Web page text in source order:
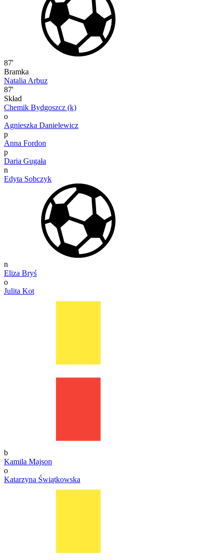
87'
Bramka
Natalia Arbuz
87'
Skład
Chemik Bydgoszcz (k)
o
Agnieszka Danielewicz
p
Anna Fordon
p
Daria Gugała
n
Edyta Sobczyk
n
Eliza Bryś
o
Julita Kot
b
Kamila Majson
o
Katarzyna Świątkowska